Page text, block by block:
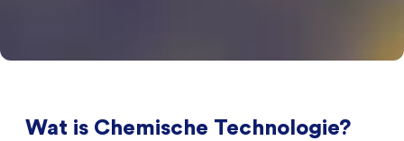
Wat is Chemische Technologie?